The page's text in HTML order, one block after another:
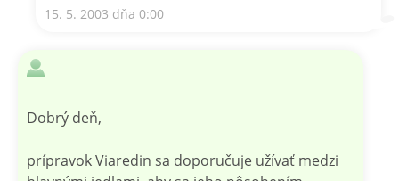
15. 5. 2003 dňa 0:00
Dobrý deň,
prípravok Viaredin sa doporučuje užívať medzi